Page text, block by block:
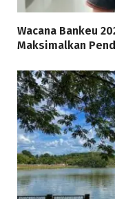
Wacana Bankeu
Maksimalkan